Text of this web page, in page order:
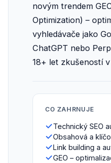
novým trendem
Optimization) –
vyhledávače jako
ChatGPT nebo
18+ let zkušeností
CO ZAHRNUJE
Technický SEO
Obsahová a
Link building a
GEO –